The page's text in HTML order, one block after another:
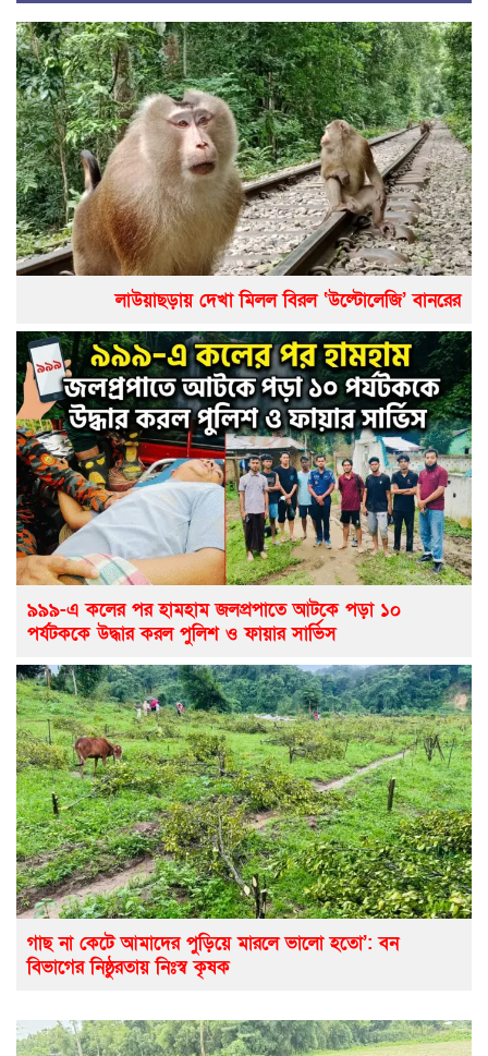
লাউয়াছড়ায় দেখা মিলল বিরল ‘উল্টোলেজি’ বানরের
৯৯৯-এ কলের পর হামহাম জলপ্রপাতে আটকে পড়া ১০
পর্যটককে উদ্ধার করল পুলিশ ও ফায়ার সার্ভিস
গাছ না কেটে আমাদের পুড়িয়ে মারলে ভালো হতো’: বন
বিভাগের নিষ্ঠুরতায় নিঃস্ব কৃষক